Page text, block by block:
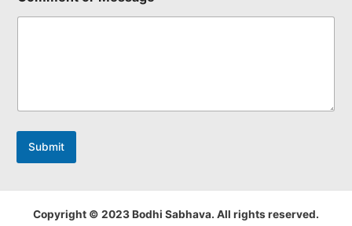
Submit
Copyright © 2023 Bodhi Sabhava. All rights reserved.